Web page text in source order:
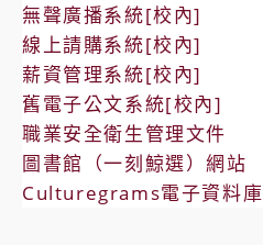
無聲廣播系統[校內]
線上請購系統[校內]
薪資管理系統[校內]
舊電子公文系統[校內]
職業安全衛生管理文件
圖書館（一刻鯨選）網站
Culturegrams電子資料庫